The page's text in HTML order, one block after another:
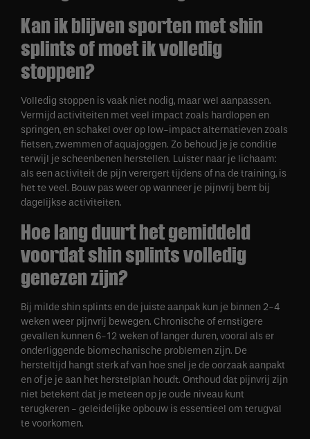
Kan ik blijven sporten met shin
splints of moet ik volledig
stoppen?
Volledig stoppen is vaak niet nodig, maar wel aanpassen.
Vermijd activiteiten met veel impact zoals hardlopen en
springen, en schakel over op low-impact alternatieven zoals
fietsen, zwemmen of aquajoggen. Zo behoud je je conditie
terwijl je scheenbenen herstellen. Luister naar je lichaam:
als een activiteit de pijn verergert tijdens of na de training, is
het te veel. Bouw pas weer op wanneer je pijnvrij bent bij
dagelijkse activiteiten.
Hoe lang duurt het gemiddeld
voordat shin splints volledig
genezen zijn?
Bij milde shin splints en de juiste aanpak kun je binnen 2-4
weken weer pijnvrij bewegen. Chronische of ernstigere
gevallen kunnen 6-12 weken of langer duren, vooral als er
onderliggende biomechanische problemen zijn. De
hersteltijd hangt sterk af van hoe snel je de oorzaak aanpakt
en of je je aan het herstelplan houdt. Onthoud dat pijnvrij zijn
niet betekent dat je meteen op je oude niveau kunt
terugkeren - geleidelijke opbouw is essentieel om terugval
te voorkomen.